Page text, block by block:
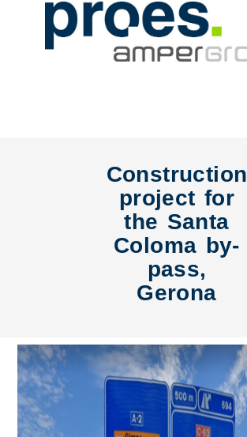
Construction
project for
the Santa
Coloma by-
pass,
Gerona